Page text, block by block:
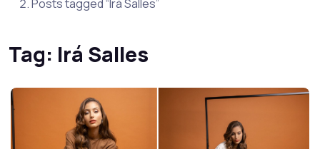
Posts tagged “Irá Salles”
Tag: Irá Salles